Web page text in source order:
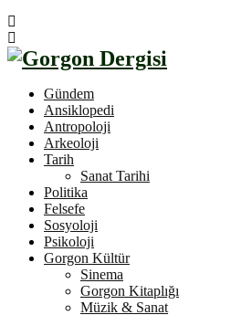
Gündem
Ansiklopedi
Antropoloji
Arkeoloji
Tarih
Sanat Tarihi
Politika
Felsefe
Sosyoloji
Psikoloji
Gorgon Kültür
Sinema
Gorgon Kitaplığı
Müzik & Sanat